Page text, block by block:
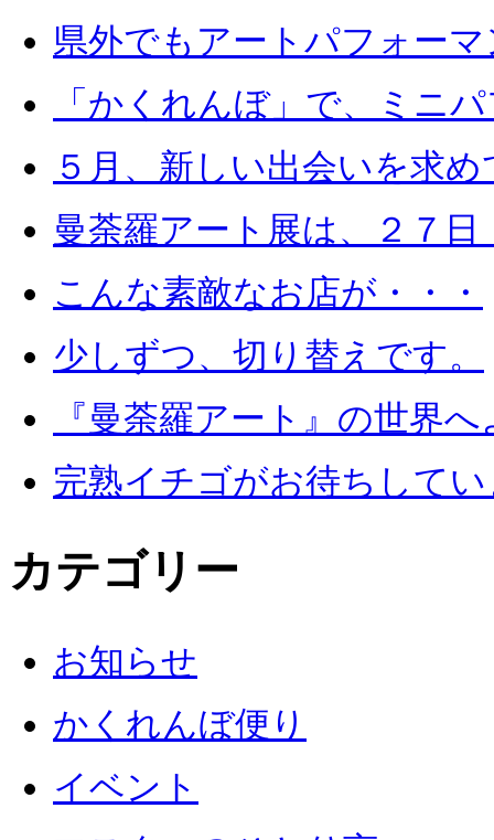
県外でもアートパフォー
「かくれんぼ」で、ミニ
５月、新しい出会いを求め
曼荼羅アート展は、２７日
こんな素敵なお店が・・・
少しずつ、切り替えです。
『曼荼羅アート』の世界
完熟イチゴがお待ちして
カテゴリー
お知らせ
かくれんぼ便り
イベント